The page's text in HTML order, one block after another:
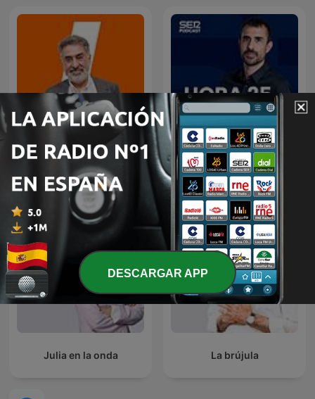
Mañanas en Libertad con
Luis del Pino
Hora 25
Julia en la onda La brújula
DESCARGAR APP